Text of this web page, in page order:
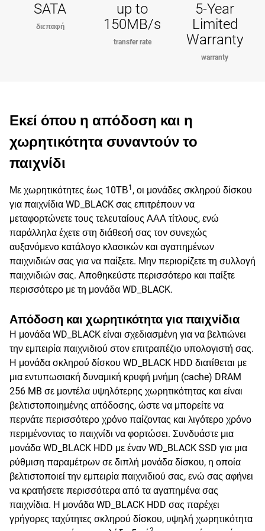
SATA
διεπαφή
up to
150MB/s
transfer rate
5-Year
Limited
Warranty
warranty
Εκεί όπου η απόδοση και η
χωρητικότητα συναντούν το
παιχνίδι
Με χωρητικότητες έως 10ΤΒ1 , οι μονάδες σκληρού δίσκου
για παιχνίδια WD_BLACK σας επιτρέπουν να
μεταφορτώνετε τους τελευταίους ΑΑΑ τίτλους, ενώ
παράλληλα έχετε στη διάθεσή σας τον συνεχώς
αυξανόμενο κατάλογο κλασικών και αγαπημένων
παιχνιδιών σας για να παίξετε. Μην περιορίζετε τη συλλογή
παιχνιδιών σας. Αποθηκεύστε περισσότερο και παίξτε
περισσότερο με τη μονάδα WD_BLACK.
Απόδοση και χωρητικότητα για παιχνίδια
Η μονάδα WD_BLACK είναι σχεδιασμένη για να βελτιώνει
την εμπειρία παιχνιδιού στον επιτραπέζιο υπολογιστή σας.
Η μονάδα σκληρού δίσκου WD_BLACK HDD διατίθεται με
μια εντυπωσιακή δυναμική κρυφή μνήμη (cache) DRAM
256 MB σε μοντέλα υψηλότερης χωρητικότητας και είναι
βελτιστοποιημένης απόδοσης, ώστε να μπορείτε να
περνάτε περισσότερο χρόνο παίζοντας και λιγότερο χρόνο
περιμένοντας το παιχνίδι να φορτώσει. Συνδυάστε μια
μονάδα WD_BLACK HDD με έναν WD_BLACK SSD για μια
ρύθμιση παραμέτρων σε διπλή μονάδα δίσκου, η οποία
βελτιστοποιεί την εμπειρία παιχνιδιού σας, ενώ σας αφήνει
να κρατήσετε περισσότερα από τα αγαπημένα σας
παιχνίδια. Η μονάδα WD_BLACK HDD σας παρέχει
γρήγορες ταχύτητες σκληρού δίσκου, υψηλή χωρητικότητα